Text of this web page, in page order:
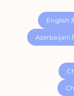
English
Azerbaijani